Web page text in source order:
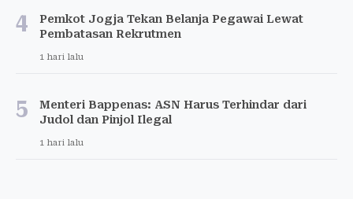
4
Pemkot Jogja Tekan Belanja Pegawai Lewat
Pembatasan Rekrutmen
1 hari lalu
5
Menteri Bappenas: ASN Harus Terhindar dari
Judol dan Pinjol Ilegal
1 hari lalu